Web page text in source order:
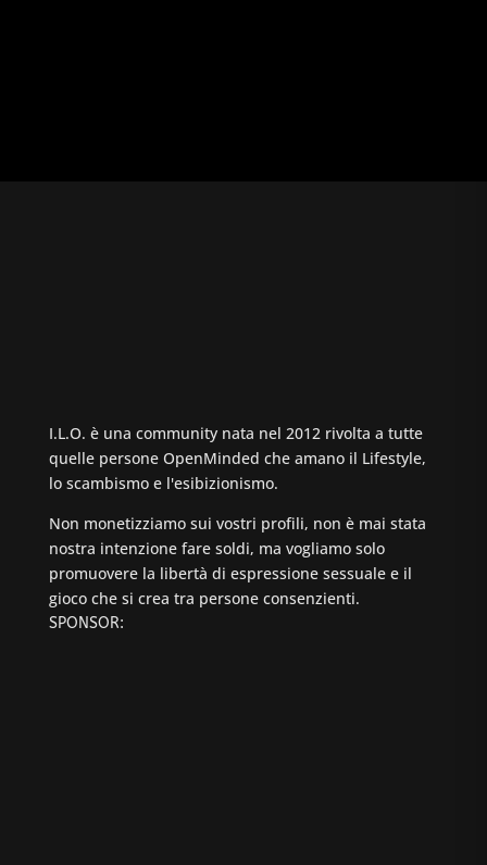
I.L.O. è una community nata nel 2012 rivolta a tutte
quelle persone OpenMinded che amano il Lifestyle,
lo scambismo e l'esibizionismo.
Non monetizziamo sui vostri profili, non è mai stata
nostra intenzione fare soldi, ma vogliamo solo
promuovere la libertà di espressione sessuale e il
gioco che si crea tra persone consenzienti.
SPONSOR: